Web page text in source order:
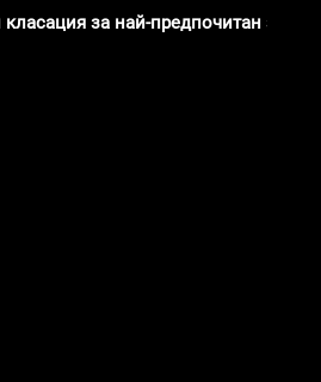
за най-предпочитан за